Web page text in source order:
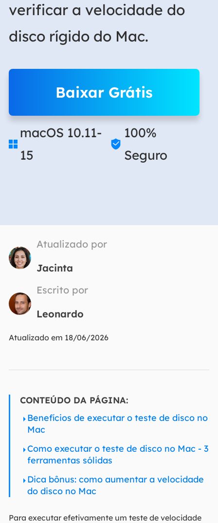
verificar a velocidade do
disco rígido do Mac.
Baixar Grátis

macOS 10.11-
15

100%
Seguro
Atualizado por
Jacinta
Escrito por
Leonardo
Atualizado em 18/06/2026
CONTEÚDO DA PÁGINA:
Benefícios de executar o teste de disco no
Mac
Como executar o teste de disco no Mac - 3
ferramentas sólidas
Dica bônus: como aumentar a velocidade
do disco no Mac
Para executar efetivamente um teste de velocidade